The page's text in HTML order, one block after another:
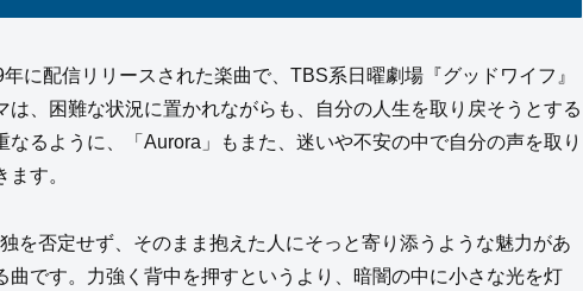
に配信リリースされた楽曲で、TBS系日曜劇場『グッドワイフ』
、困難な状況に置かれながらも、自分の人生を取り戻そうとする
るように、「Aurora」もまた、迷いや不安の中で自分の声を取り
す。
を否定せず、そのまま抱えた人にそっと寄り添うような魅力があ
曲です。力強く背中を押すというより、暗闇の中に小さな光を灯